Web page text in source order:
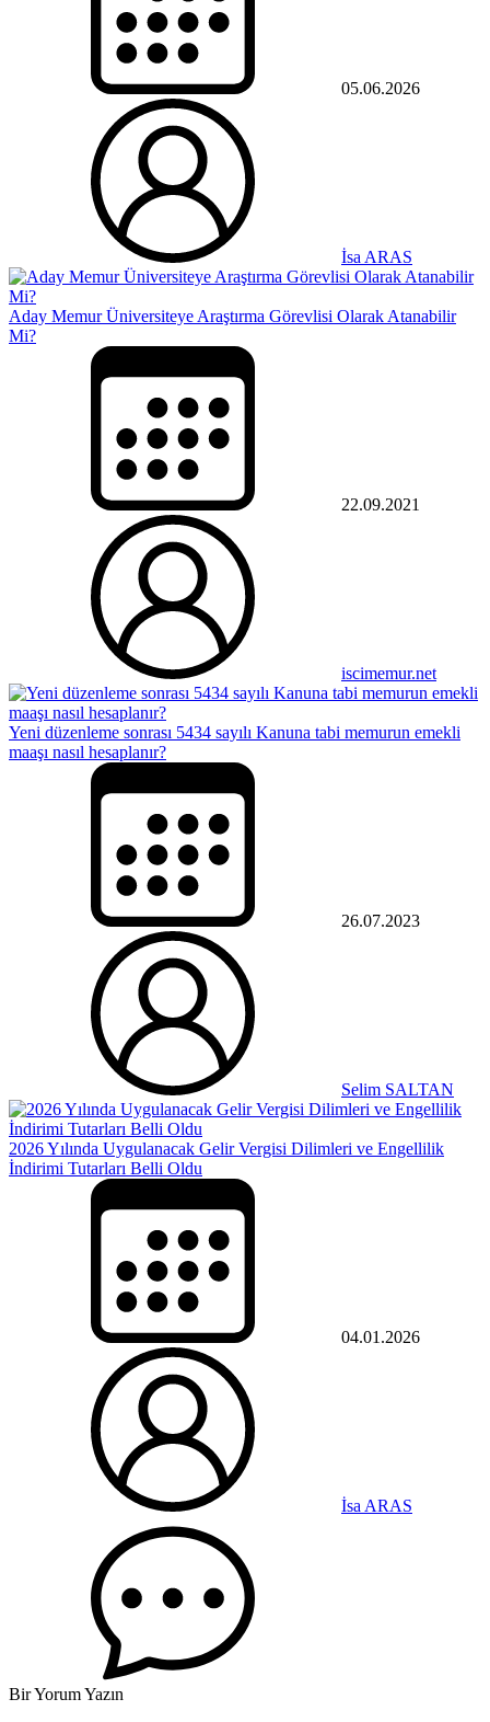
05.06.2026
İsa ARAS
Aday Memur Üniversiteye Araştırma Görevlisi Olarak Atanabilir
Mi?
22.09.2021
iscimemur.net
Yeni düzenleme sonrası 5434 sayılı Kanuna tabi memurun emekli
maaşı nasıl hesaplanır?
26.07.2023
Selim SALTAN
2026 Yılında Uygulanacak Gelir Vergisi Dilimleri ve Engellilik
İndirimi Tutarları Belli Oldu
04.01.2026
İsa ARAS
Bir Yorum Yazın